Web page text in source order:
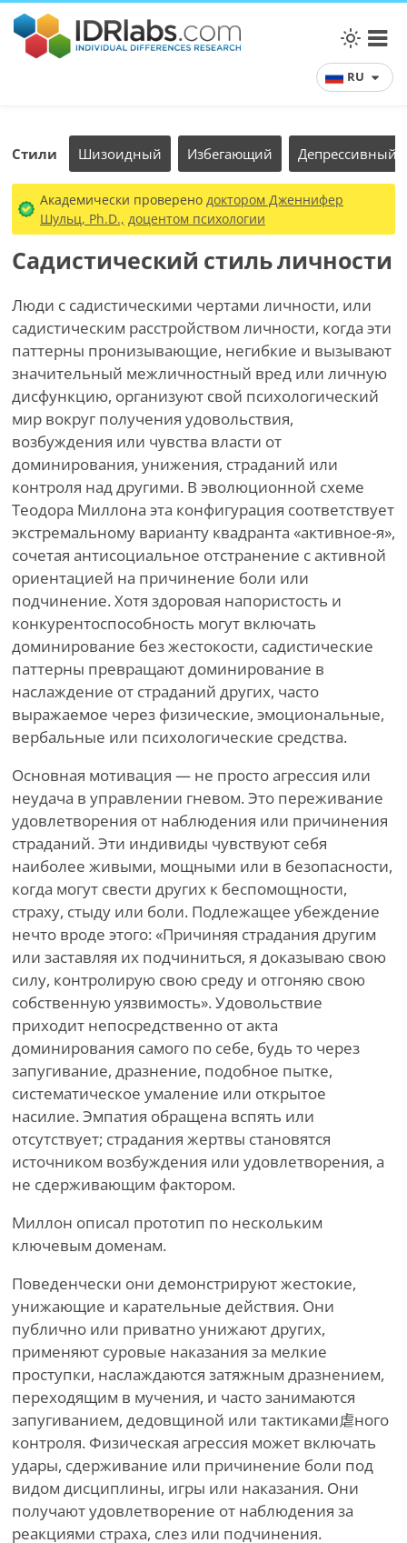
RU
Стили Шизоидный Избегающий Депрессивный
Академически проверено доктором Дженнифер
Шульц, Ph.D., доцентом психологии
Садистический стиль личности
Люди с садистическими чертами личности, или
садистическим расстройством личности, когда эти
паттерны пронизывающие, негибкие и вызывают
значительный межличностный вред или личную
дисфункцию, организуют свой психологический
мир вокруг получения удовольствия,
возбуждения или чувства власти от
доминирования, унижения, страданий или
контроля над другими. В эволюционной схеме
Теодора Миллона эта конфигурация соответствует
экстремальному варианту квадранта «активное-я»,
сочетая антисоциальное отстранение с активной
ориентацией на причинение боли или
подчинение. Хотя здоровая напористость и
конкурентоспособность могут включать
доминирование без жестокости, садистические
паттерны превращают доминирование в
наслаждение от страданий других, часто
выражаемое через физические, эмоциональные,
вербальные или психологические средства.
Основная мотивация — не просто агрессия или
неудача в управлении гневом. Это переживание
удовлетворения от наблюдения или причинения
страданий. Эти индивиды чувствуют себя
наиболее живыми, мощными или в безопасности,
когда могут свести других к беспомощности,
страху, стыду или боли. Подлежащее убеждение
нечто вроде этого: «Причиняя страдания другим
или заставляя их подчиниться, я доказываю свою
силу, контролирую свою среду и отгоняю свою
собственную уязвимость». Удовольствие
приходит непосредственно от акта
доминирования самого по себе, будь то через
запугивание, дразнение, подобное пытке,
систематическое умаление или открытое
насилие. Эмпатия обращена вспять или
отсутствует; страдания жертвы становятся
источником возбуждения или удовлетворения, а
не сдерживающим фактором.
Миллон описал прототип по нескольким
ключевым доменам.
Поведенчески они демонстрируют жестокие,
унижающие и карательные действия. Они
публично или приватно унижают других,
применяют суровые наказания за мелкие
проступки, наслаждаются затяжным дразнением,
переходящим в мучения, и часто занимаются
запугиванием, дедовщиной или тактиками虐ного
контроля. Физическая агрессия может включать
удары, сдерживание или причинение боли под
видом дисциплины, игры или наказания. Они
получают удовлетворение от наблюдения за
реакциями страха, слез или подчинения.